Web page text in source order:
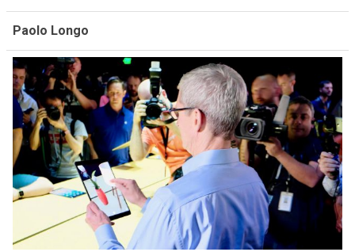
Paolo Longo